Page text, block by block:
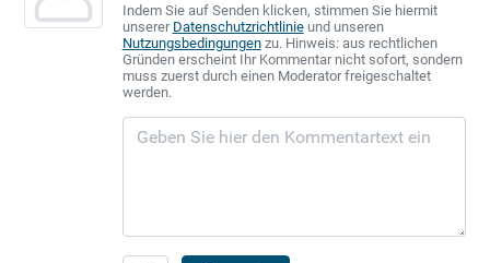
Indem Sie auf Senden klicken, stimmen Sie hiermit
unserer Datenschutzrichtlinieund unseren
Nutzungsbedingungenzu. Hinweis: aus rechtlichen
Gründen erscheint Ihr Kommentar nicht sofort, sondern
muss zuerst durch einen Moderator freigeschaltet
werden.